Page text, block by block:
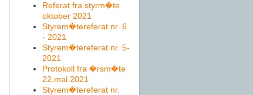
Referat fra styrm�te
oktober 2021
Styrem�tereferat nr. 6
- 2021
Styrem�tereferat nr. 5-
2021
Protokoll fra �rsm�te
22.mai 2021
Styrem�tereferat nr.